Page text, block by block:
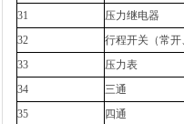
31
压力继电器
32
行程开关（常开
33
压力表
34
三通
35
四通